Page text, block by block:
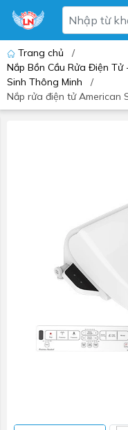
Trang chủ
/
Nắp Bồn Cầu Rửa Điện
Sinh Thông Minh
/
Nắp rửa điện tử American